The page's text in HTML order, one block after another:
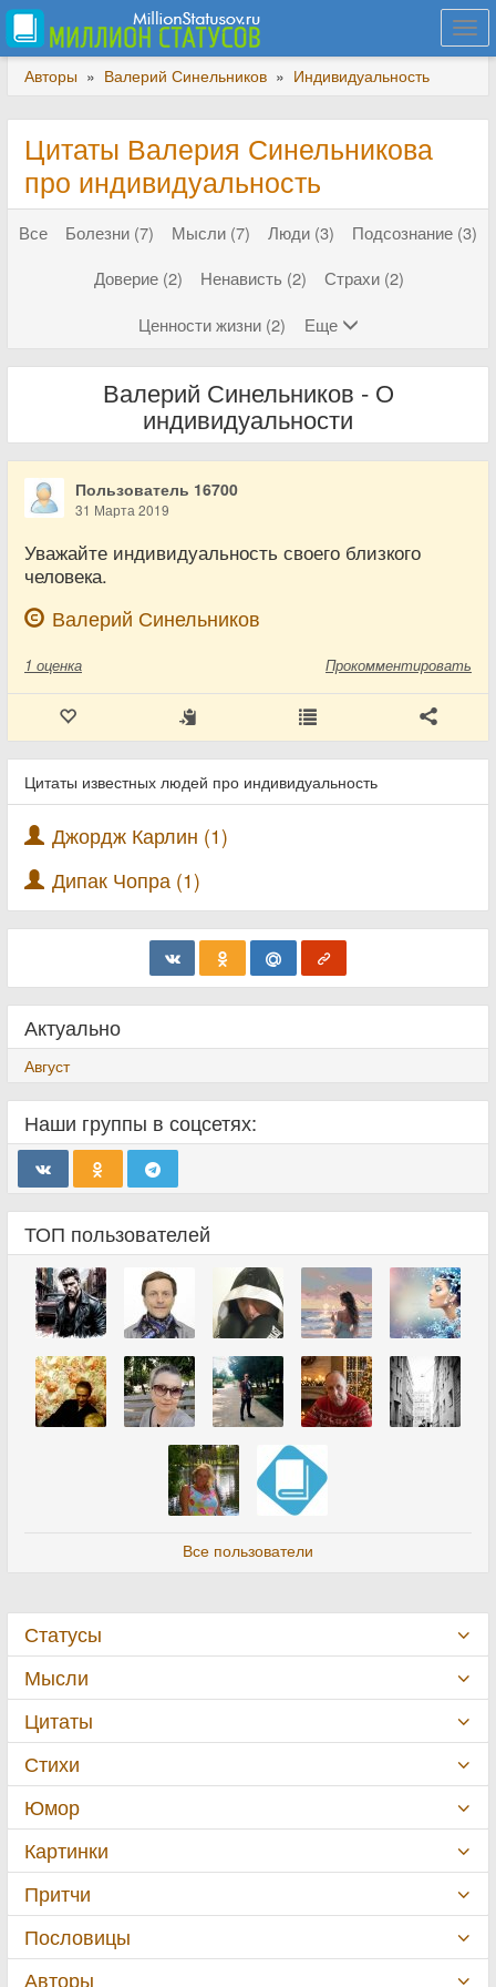
Авторы » Валерий Синельников » Индивидуальность
Цитаты Валерия Синельникова
про индивидуальность
Все Болезни (7) Мысли (7) Люди (3)
Подсознание (3)
Доверие (2)
Ненависть (2)
Страхи (2)
Ценности жизни (2)
Еще
Валерий Синельников - О
индивидуальности
Пользователь 16700
31 Марта 2019
Уважайте индивидуальность своего близкого
человека.
Валерий Синельников
1 оценка Прокомментировать
Цитаты известных людей про индивидуальность
Джордж Карлин (1)
Дипак Чопра (1)
Актуально
Август
Наши группы в соцсетях:
ТОП пользователей
Все пользователи
Статусы
Мысли
Цитаты
Стихи
Юмор
Картинки
Притчи
Пословицы
Авторы